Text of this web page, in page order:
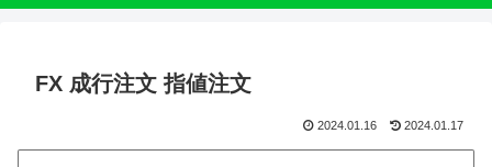
FX 成行注文 指値注文
2024.01.16 2024.01.17